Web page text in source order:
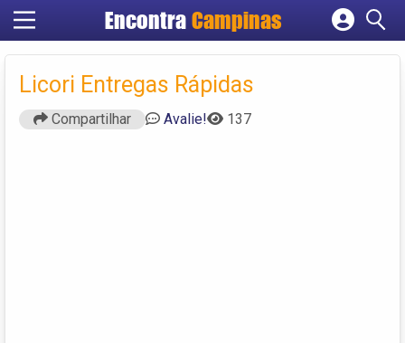
Encontra Campinas
Cadastrar empresa
Criar conta
Licori Entregas Rápidas
Compartilhar Avalie! 137